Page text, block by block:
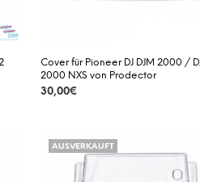
Cover für Pioneer DJ DJM 2000 /
2000 NXS von Prodector
30,00€
AUSVERKAUFT